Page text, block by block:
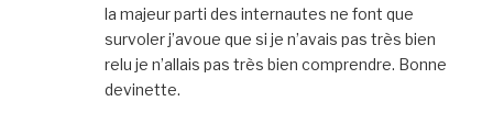
la majeur parti des internautes ne font que
survoler j’avoue que si je n’avais pas très bien
relu je n’allais pas très bien comprendre. Bonne
devinette.